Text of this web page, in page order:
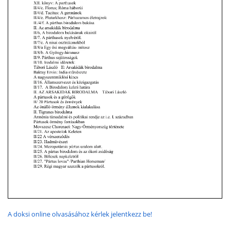
A doksi online olvasásához kérlek jelentkezz be!